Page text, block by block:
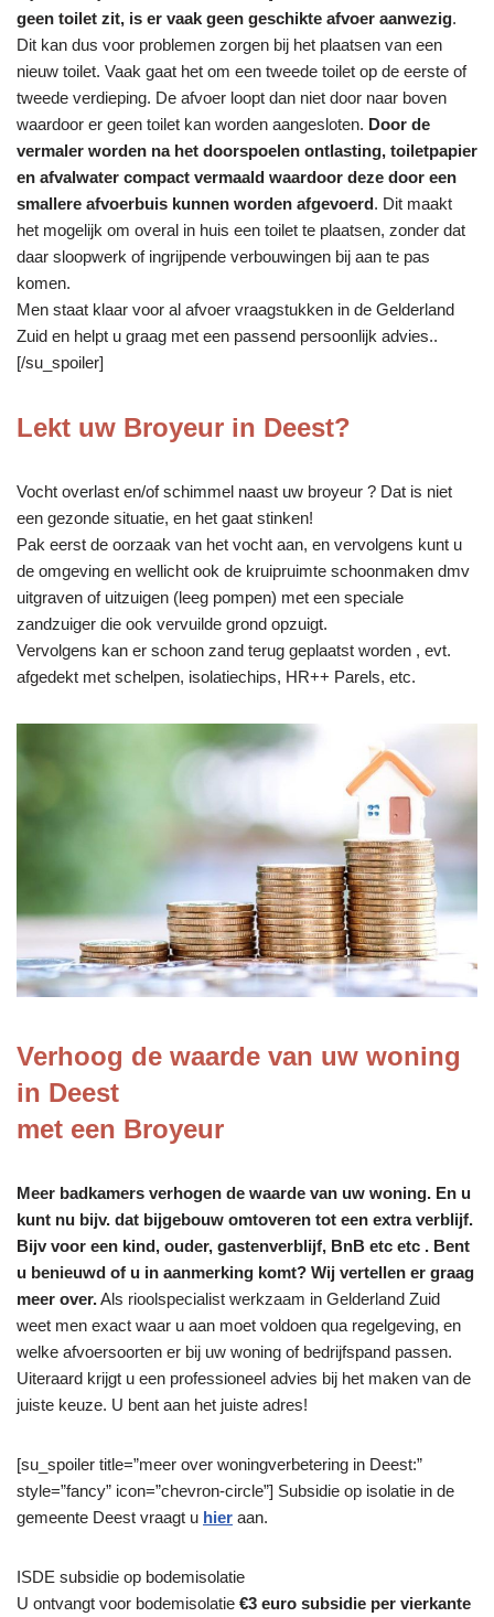
geen toilet zit, is er vaak geen geschikte afvoer aanwezig.
Dit kan dus voor problemen zorgen bij het plaatsen van een
nieuw toilet. Vaak gaat het om een tweede toilet op de eerste of
tweede verdieping. De afvoer loopt dan niet door naar boven
waardoor er geen toilet kan worden aangesloten. Door de
vermaler worden na het doorspoelen ontlasting, toiletpapier
en afvalwater compact vermaald waardoor deze door een
smallere afvoerbuis kunnen worden afgevoerd. Dit maakt
het mogelijk om overal in huis een toilet te plaatsen, zonder dat
daar sloopwerk of ingrijpende verbouwingen bij aan te pas
komen.
Men staat klaar voor al afvoer vraagstukken in de Gelderland
Zuid en helpt u graag met een passend persoonlijk advies..
[/su_spoiler]
Lekt uw Broyeur in Deest?
Vocht overlast en/of schimmel naast uw broyeur ? Dat is niet
een gezonde situatie, en het gaat stinken!
Pak eerst de oorzaak van het vocht aan, en vervolgens kunt u
de omgeving en wellicht ook de kruipruimte schoonmaken dmv
uitgraven of uitzuigen (leeg pompen) met een speciale
zandzuiger die ook vervuilde grond opzuigt.
Vervolgens kan er schoon zand terug geplaatst worden , evt.
afgedekt met schelpen, isolatiechips, HR++ Parels, etc.
Verhoog de waarde van uw woning
in Deest
met een Broyeur
Meer badkamers verhogen de waarde van uw woning. En u
kunt nu bijv. dat bijgebouw omtoveren tot een extra verblijf.
Bijv voor een kind, ouder, gastenverblijf, BnB etc etc . Bent
u benieuwd of u in aanmerking komt? Wij vertellen er graag
meer over.Als rioolspecialist werkzaam in Gelderland Zuid
weet men exact waar u aan moet voldoen qua regelgeving, en
welke afvoersoorten er bij uw woning of bedrijfspand passen.
Uiteraard krijgt u een professioneel advies bij het maken van de
juiste keuze. U bent aan het juiste adres!
[su_spoiler title=”meer over woningverbetering in Deest:”
style=”fancy” icon=”chevron-circle”] Subsidie op isolatie in de
gemeente Deest vraagt u hier aan.
ISDE subsidie op bodemisolatie
U ontvangt voor bodemisolatie €3 euro subsidie per vierkante